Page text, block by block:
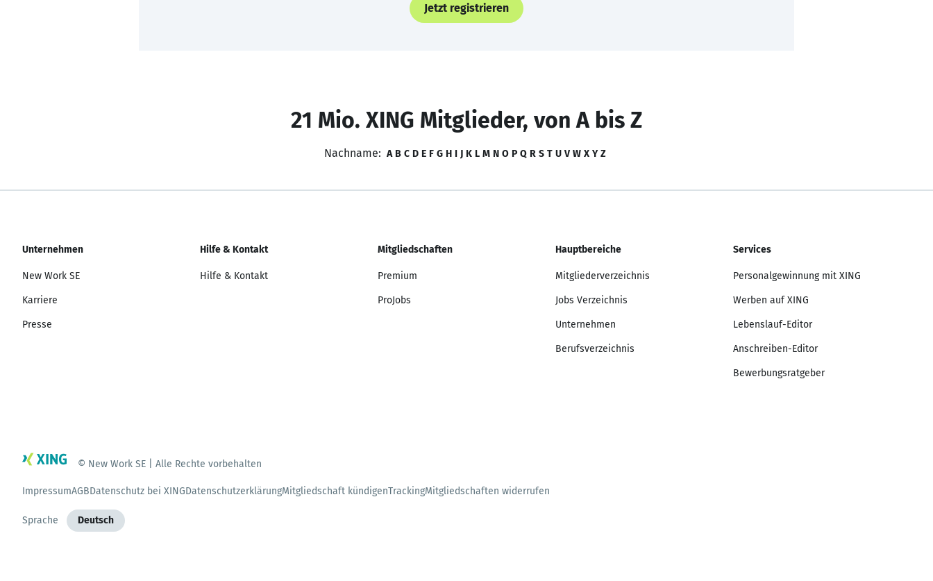
Jetzt registrieren
21 Mio. XING Mitglieder, von A bis Z
Nachname: A B C D E F G H I J K L M N O P Q R S T U V W X Y Z
Unternehmen
New Work SE
Karriere
Presse
Hilfe & Kontakt
Hilfe & Kontakt
Mitgliedschaften
Premium
ProJobs
Hauptbereiche
Mitgliederverzeichnis
Jobs Verzeichnis
Unternehmen
Berufsverzeichnis
Services
Personalgewinnung mit XING
Werben auf XING
Lebenslauf-Editor
Anschreiben-Editor
Bewerbungsratgeber
© New Work SE | Alle Rechte vorbehalten
ImpressumAGBDatenschutz bei XINGDatenschutzerklärungMitgliedschaft kündigenTrackingMitgliedschaften widerrufen
Sprache Deutsch